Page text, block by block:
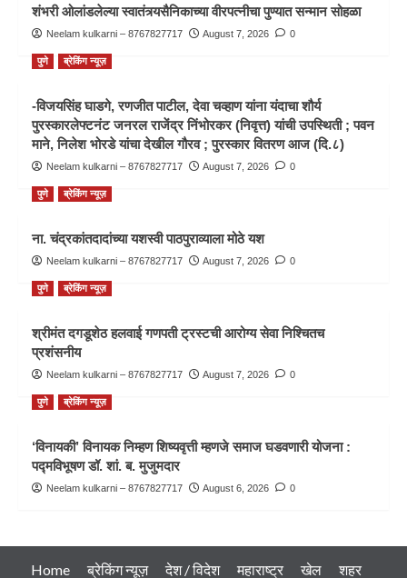
शंभरी ओलांडलेल्या स्वातंत्र्यसैनिकाच्या वीरपत्नीचा पुण्यात सन्मान सोहळा
Neelam kulkarni – 8767827717 August 7, 2026 0
पुणे ब्रेकिंग न्यूज़
-विजयसिंह घाडगे, रणजीत पाटील, देवा चव्हाण यांना यंदाचा शौर्य
पुरस्कारलेफ्टनंट जनरल राजेंद्र निंभोरकर (निवृत्त) यांची उपस्थिती ; पवन
माने, निलेश भोरडे यांचा देखील गौरव ; पुरस्कार वितरण आज (दि.८)
Neelam kulkarni – 8767827717 August 7, 2026 0
पुणे ब्रेकिंग न्यूज़
ना. चंद्रकांतदादांच्या यशस्वी पाठपुराव्याला मोठे यश
Neelam kulkarni – 8767827717 August 7, 2026 0
पुणे ब्रेकिंग न्यूज़
श्रीमंत दगडूशेठ हलवाई गणपती ट्रस्टची आरोग्य सेवा निश्चितच
प्रशंसनीय
Neelam kulkarni – 8767827717 August 7, 2026 0
पुणे ब्रेकिंग न्यूज़
‘विनायकी’ विनायक निम्हण शिष्यवृत्ती म्हणजे समाज घडवणारी योजना :
पद्मविभूषण डॉ. शां. ब. मुजुमदार
Neelam kulkarni – 8767827717 August 6, 2026 0
Home ब्रेकिंग न्यूज़ देश / विदेश महाराष्ट्र खेल शहर